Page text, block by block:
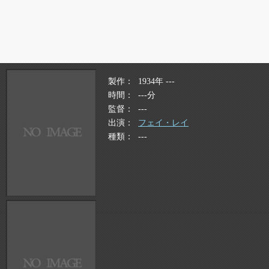
製作
1934年 ---
時間
---分
監督
---
出演
フェイ・レイ
種類
---